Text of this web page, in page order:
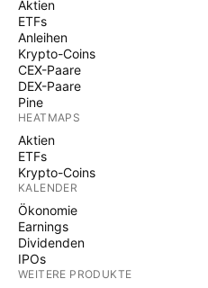
Aktien
ETFs
Anleihen
Krypto-Coins
CEX-Paare
DEX-Paare
Pine
HEATMAPS
Aktien
ETFs
Krypto-Coins
KALENDER
Ökonomie
Earnings
Dividenden
IPOs
WEITERE PRODUKTE